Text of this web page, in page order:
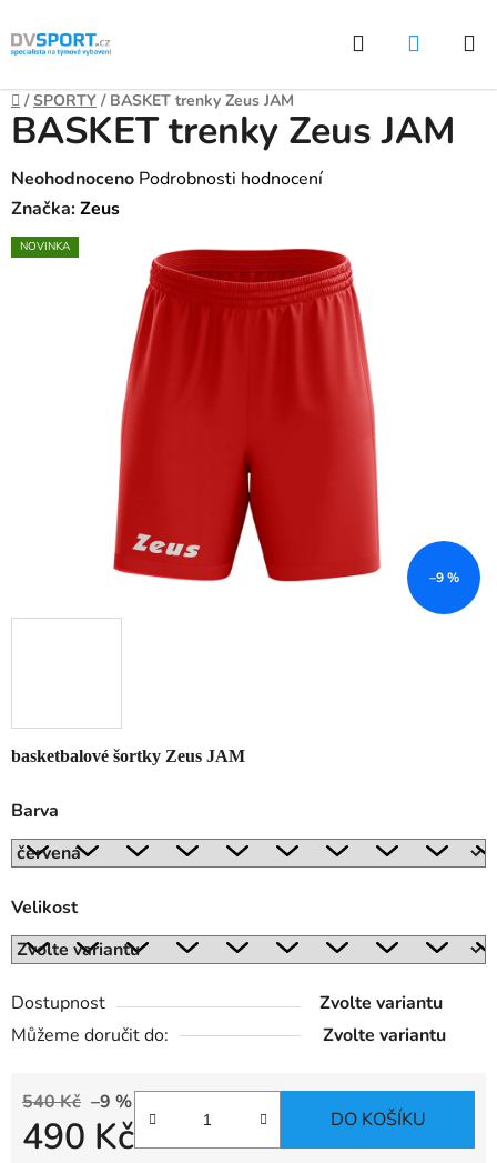
Přejít
na
Hledat
Domů
/ SPORTY / BASKET trenky Zeus JAM
basketbalové šortky Zeus JAM
Barva
Velikost
Dostupnost
Zvolte variantu
Můžeme doručit do:
Zvolte variantu
540 Kč –9 %
490 Kč DO KOŠÍKU
BASKET trenky Zeus JAM
Průměrné
hodnocení
produktu
Neohodnoceno Podrobnosti hodnocení
Značka:Zeus
NOVINKA
–9 %